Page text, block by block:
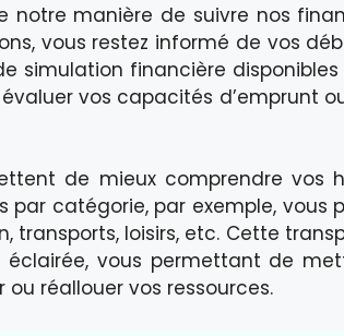
notre manière de suivre nos
vous restez informé de vos
simulation financière disponibles
vos capacités d’emprunt
de mieux comprendre vos
catégorie, par exemple, vous
transports, loisirs, etc. Cette
vous permettant de
réallouer vos ressources.